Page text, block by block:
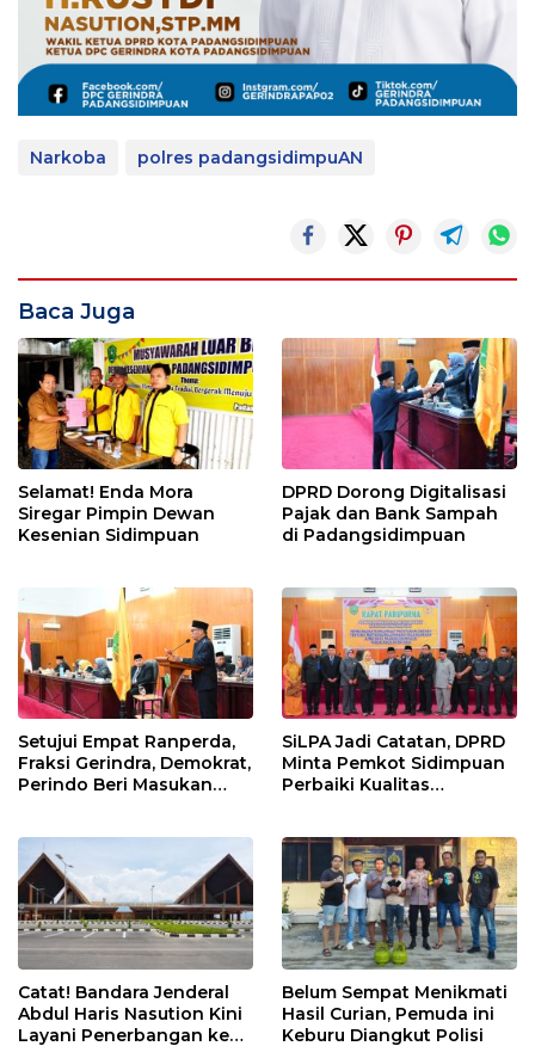
Narkoba polres padangsidimpuAN
Baca Juga
Selamat! Enda Mora
Siregar Pimpin Dewan
Kesenian Sidimpuan
DPRD Dorong Digitalisasi
Pajak dan Bank Sampah
di Padangsidimpuan
Setujui Empat Ranperda,
Fraksi Gerindra, Demokrat,
Perindo Beri Masukan
SiLPA Jadi Catatan, DPRD
Minta Pemkot Sidimpuan
Perbaiki Kualitas
Catat! Bandara Jenderal
Abdul Haris Nasution Kini
Layani Penerbangan ke
Belum Sempat Menikmati
Hasil Curian, Pemuda ini
Keburu Diangkut Polisi